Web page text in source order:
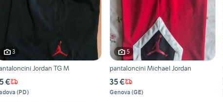
3
Jordan TG M
€
(PD)
5
pantaloncini Michael Jordan
35 €
Genova (GE)